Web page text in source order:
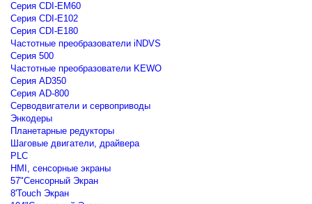
Серия CDI-EM60
Серия CDI-E102
Серия CDI-E180
Частотные преобразователи iNDVS
Серия 500
Частотные преобразователи KEWO
Серия AD350
Серия AD-800
Серводвигатели и сервоприводы
Энкодеры
Планетарные редукторы
Шаговые двигатели, драйвера
PLC
HMI, сенсорные экраны
57"Сенсорный Экран
8'Touch Экран